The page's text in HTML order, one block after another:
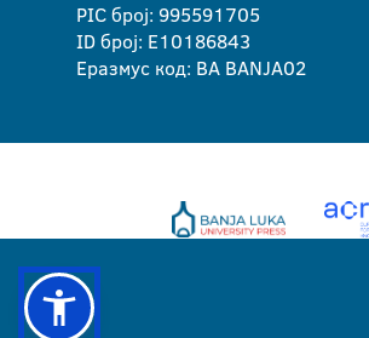
PIC број: 995591705
ID број: E10186843
Еразмус код: BA BANJA02